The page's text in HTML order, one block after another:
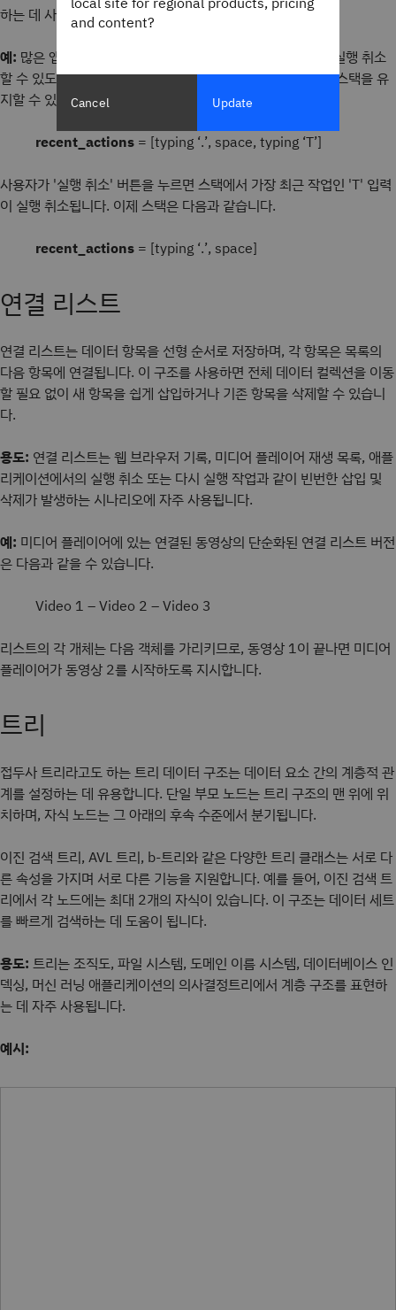
하는 데 사용할 수 있습니다.
예: 많은 앱이 스택을 사용하여 사용자 작업을 추적하여 쉽게 실행 취소
할 수 있도록 합니다. 예를 들어 텍스트 편집기는 다음과 같은 스택을 유
지할 수 있습니다.
recent_actions = [typing ‘.’, space, typing ‘T’]
사용자가 '실행 취소' 버튼을 누르면 스택에서 가장 최근 작업인 'T' 입력
이 실행 취소됩니다. 이제 스택은 다음과 같습니다.
recent_actions = [typing ‘.’, space]
연결 리스트
연결 리스트는 데이터 항목을 선형 순서로 저장하며, 각 항목은 목록의
다음 항목에 연결됩니다. 이 구조를 사용하면 전체 데이터 컬렉션을 이동
할 필요 없이 새 항목을 쉽게 삽입하거나 기존 항목을 삭제할 수 있습니
다.
용도: 연결 리스트는 웹 브라우저 기록, 미디어 플레이어 재생 목록, 애플
리케이션에서의 실행 취소 또는 다시 실행 작업과 같이 빈번한 삽입 및
삭제가 발생하는 시나리오에 자주 사용됩니다.
예: 미디어 플레이어에 있는 연결된 동영상의 단순화된 연결 리스트 버전
은 다음과 같을 수 있습니다.
Video 1 – Video 2 – Video 3
리스트의 각 개체는 다음 객체를 가리키므로, 동영상 1이 끝나면 미디어
플레이어가 동영상 2를 시작하도록 지시합니다.
트리
접두사 트리라고도 하는 트리 데이터 구조는 데이터 요소 간의 계층적 관
계를 설정하는 데 유용합니다. 단일 부모 노드는 트리 구조의 맨 위에 위
치하며, 자식 노드는 그 아래의 후속 수준에서 분기됩니다.
이진 검색 트리, AVL 트리, b-트리와 같은 다양한 트리 클래스는 서로 다
른 속성을 가지며 서로 다른 기능을 지원합니다. 예를 들어, 이진 검색 트
리에서 각 노드에는 최대 2개의 자식이 있습니다. 이 구조는 데이터 세트
를 빠르게 검색하는 데 도움이 됩니다.
용도: 트리는 조직도, 파일 시스템, 도메인 이름 시스템, 데이터베이스 인
덱싱, 머신 러닝 애플리케이션의 의사결정트리에서 계층 구조를 표현하
는 데 자주 사용됩니다.
예시:
and content?
Cancel Update